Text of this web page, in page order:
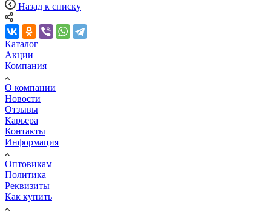
Назад к списку
Каталог
Акции
Компания
О компании
Новости
Отзывы
Карьера
Контакты
Информация
Оптовикам
Политика
Реквизиты
Как купить